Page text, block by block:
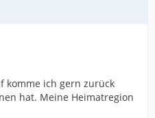
komme ich gern zurück
hat. Meine Heimatregion